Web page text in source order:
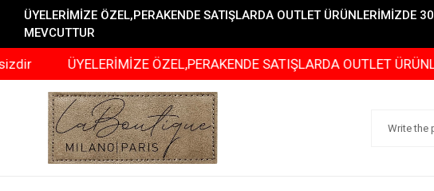
ÜYELERİMİZE ÖZEL,PERAKENDE SATIŞLARDA OUTLET
MEVCUTTUR
ÜYELERİMİZE ÖZEL,PERAKENDE SATIŞLARDA OUTLET